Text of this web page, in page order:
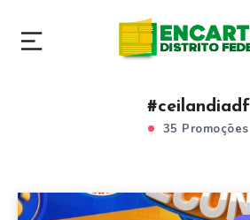
#ceilandiadf
35 Promoções